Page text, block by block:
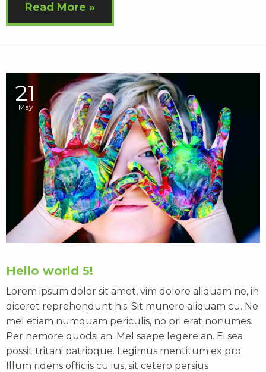
Read More
21
May
Hello world 5!
Lorem ipsum dolor sit amet, vim dolore aliquam ne, in
diceret reprehendunt his. Sit munere aliquam cu. Ne
mel etiam numquam periculis, no pri erat nonumes.
Per nemore quodsi an. Mel saepe legere an. Ei sea
possit tritani patrioque. Legimus mentitum ex pro.
Illum ridens officiis cu ius, sit cetero persius